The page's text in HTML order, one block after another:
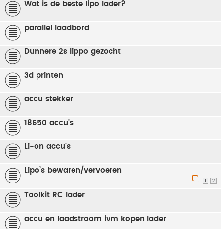
Wat is de beste lipo lader?
parallel laadbord
Dunnere 2s lippo gezocht
3d printen
accu stekker
18650 accu's
Li-on accu's
Lipo’s bewaren/vervoeren
2
Toolkit RC lader
accu en laadstroom ivm kopen lader